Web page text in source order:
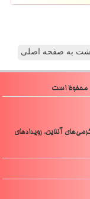
به صفحه اصلی
آنلاین، رویدادهای